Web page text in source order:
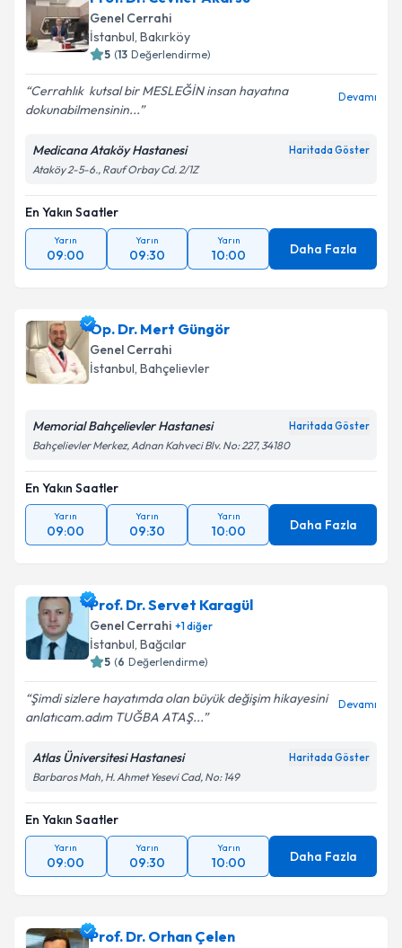
Genel Cerrahi
İstanbul, Bakırköy
5 (13 Değerlendirme)
Cerrahlık ️ kutsal bir MESLEĞİN insan hayatına
dokunabilmensinin...
Devamı
Medicana Ataköy Hastanesi Haritada Göster
Ataköy 2-5-6., Rauf Orbay Cd. 2/1Z
En Yakın Saatler
Yarın
09:00
Yarın
09:30
Yarın
10:00 Daha Fazla
Op. Dr. Mert Güngör
Genel Cerrahi
İstanbul, Bahçelievler
Memorial Bahçelievler Hastanesi Haritada Göster
Bahçelievler Merkez, Adnan Kahveci Blv. No: 227, 34180
En Yakın Saatler
Yarın
09:00
Yarın
09:30
Yarın
10:00 Daha Fazla
Prof. Dr. Servet Karagül
Genel Cerrahi +1diğer
İstanbul, Bağcılar
5 (6 Değerlendirme)
Şimdi sizlere hayatımda olan büyük değişim hikayesini
anlatıcam.adım TUĞBA ATAŞ...
Devamı
Atlas Üniversitesi Hastanesi Haritada Göster
Barbaros Mah, H. Ahmet Yesevi Cad, No: 149
En Yakın Saatler
Yarın
09:00
Yarın
09:30
Yarın
10:00 Daha Fazla
Prof. Dr. Orhan Çelen